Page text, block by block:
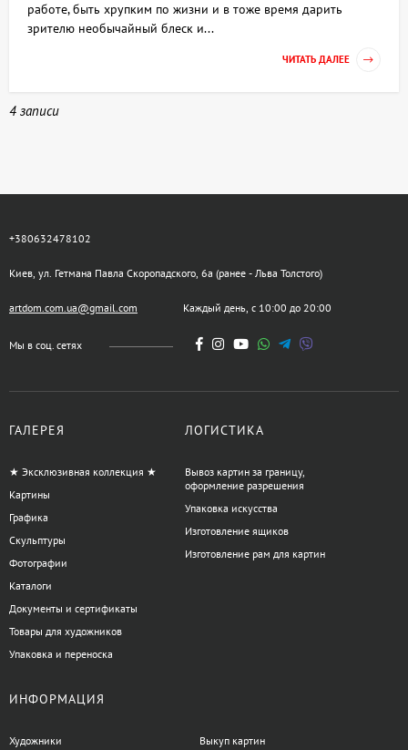
работе, быть хрупким по жизни и в тоже время дарить
зрителю необычайный блеск и...
ЧИТАТЬ ДАЛЕЕ
4 записи
+380632478102
Киев, ул. Гетмана Павла Скоропадского, 6а (ранее - Льва Толстого)
artdom.com.ua@gmail.com Каждый день, с 10:00 до 20:00
Мы в соц. сетях
ГАЛЕРЕЯ
★ Эксклюзивная коллекция ★
Картины
Графика
Скульптуры
Фотографии
Каталоги
Документы и сертификаты
Товары для художников
Упаковка и переноска
ЛОГИСТИКА
Вывоз картин за границу,
оформление разрешения
Упаковка искусства
Изготовление ящиков
Изготовление рам для картин
ИНФОРМАЦИЯ
Художники Выкуп картин